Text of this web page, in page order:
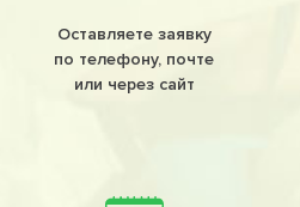
Оставляете заявку
по телефону, почте
или через сайт